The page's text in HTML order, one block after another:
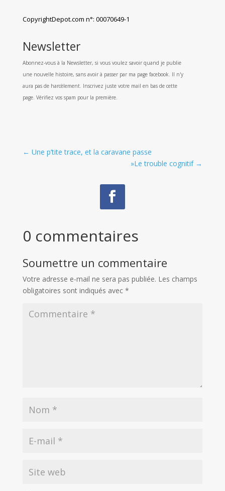
CopyrightDepot.com n°: 00070649-1
Newsletter
Abonnez-vous à la Newsletter, si vous voulez savoir quand je publie
une nouvelle histoire, sans avoir à passer par ma page facebook. Il n'y
aura pas de harcèlement. Inscrivez juste votre mail en bas de cette
page. Vérifiez vos spam pour la première.
← Une p’tite trace, et la caravane passe
»Le trouble cognitif→
0 commentaires
Soumettre un commentaire
Votre adresse e-mail ne sera pas publiée. Les champs
obligatoires sont indiqués avec *